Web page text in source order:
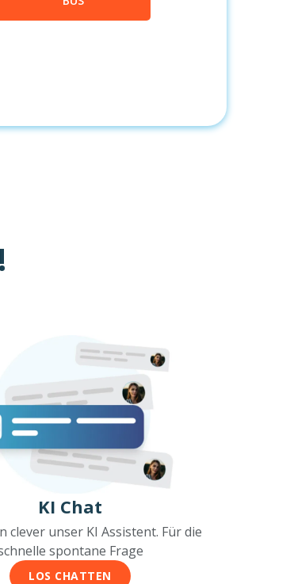
KI Chat
clever unser KI Assistent. Für die
spontane Frage
LOS CHATTEN